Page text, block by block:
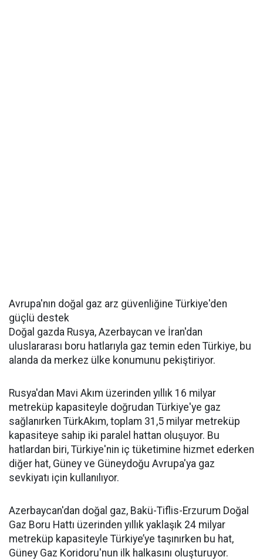
Avrupa'nın doğal gaz arz güvenliğine Türkiye'den
güçlü destek
Doğal gazda Rusya, Azerbaycan ve İran'dan
uluslararası boru hatlarıyla gaz temin eden Türkiye, bu
alanda da merkez ülke konumunu pekiştiriyor.
Rusya'dan Mavi Akım üzerinden yıllık 16 milyar
metreküp kapasiteyle doğrudan Türkiye'ye gaz
sağlanırken TürkAkım, toplam 31,5 milyar metreküp
kapasiteye sahip iki paralel hattan oluşuyor. Bu
hatlardan biri, Türkiye'nin iç tüketimine hizmet ederken
diğer hat, Güney ve Güneydoğu Avrupa'ya gaz
sevkiyatı için kullanılıyor.
Azerbaycan'dan doğal gaz, Bakü-Tiflis-Erzurum Doğal
Gaz Boru Hattı üzerinden yıllık yaklaşık 24 milyar
metreküp kapasiteyle Türkiye’ye taşınırken bu hat,
Güney Gaz Koridoru'nun ilk halkasını oluşturuyor.